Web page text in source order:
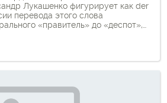
Лукашенко фигурирует как der
перевода этого слова
«правитель» до «деспот»,
Лукашенко президентом.
кардинала Аудриса Бачкиса в
на […]